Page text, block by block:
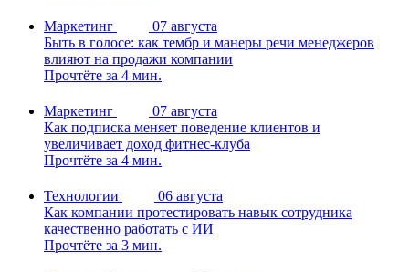
Маркетинг
07 августа
Быть в голосе: как тембр и манеры речи менеджеров
влияют на продажи компании
Прочтёте за 4 мин.
Маркетинг
07 августа
Как подписка меняет поведение клиентов и
увеличивает доход фитнес-клуба
Прочтёте за 4 мин.
Технологии
06 августа
Как компании протестировать навык сотрудника
качественно работать с ИИ
Прочтёте за 3 мин.